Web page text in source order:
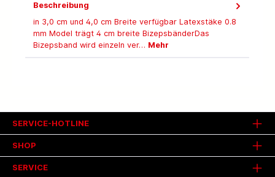
Beschreibung
in 3,0 cm und 4,0 cm Breite verfügbar Latexstäke 0.8
mm Model trägt 4 cm breite BizepsbänderDas
Bizepsband wird einzeln ver… Mehr
SHOP
SERVICE
SERVICE-HOTLINE